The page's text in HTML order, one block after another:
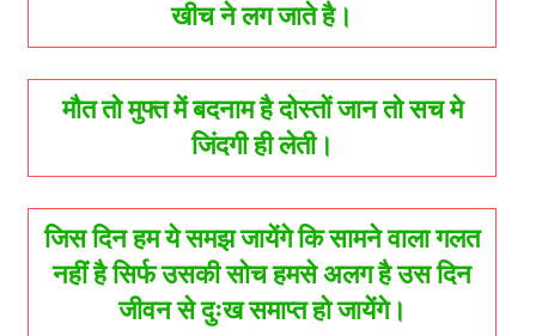
खीच ने लग जाते है।
मौत तो मुफ्त में बदनाम है दोस्तों जान तो सच मे
जिंदगी ही लेती।
जिस दिन हम ये समझ जायेंगे कि सामने वाला गलत
नहीं है सिर्फ उसकी सोच हमसे अलग है उस दिन
जीवन से दुःख समाप्त हो जायेंगे।